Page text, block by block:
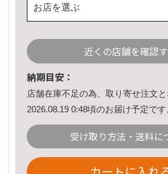
お店を選ぶ
近くの店舗を確認
納期目安：
店舗在庫不足の為、取り寄せ注文と
2026.08.19 0:48頃のお届け予定です
受け取り方法・送料に